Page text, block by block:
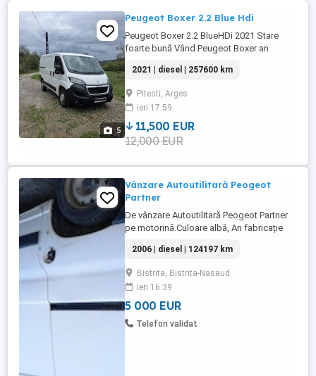
5
Peugeot Boxer 2.2 Blue Hdi
Peugeot Boxer 2.2 BlueHDi 2021 Stare
foarte bună Vând Peugeot Boxer an
pentru transport marfă sau activități
comerciale. Detalii principale: Kilometraj:
257.600 km Motor schimbat la
reprezentanță la 175.000 km
(funcționează impecabil) Fără probleme
tehnice, ...
2021 | diesel | 257600 km
Pitesti, Arges
ieri 17:59
11,500 EUR
12,000 EUR
Vânzare Autoutilitară Peogeot
Partner
De vânzare Autoutilitară Peogeot Partner
pe motorină.Culoare albă, An fabricație
Km parcurși -124197. Preț de vânzare 5000
Euro ( TVA inclus). Persoana de contact -
Elena Rus - administrator firma S.C.ALFA
SRL Bistrița.
2006 | diesel | 124197 km
Bistrita, Bistrita-Nasaud
ieri 16:39
5 000 EUR
Telefon validat